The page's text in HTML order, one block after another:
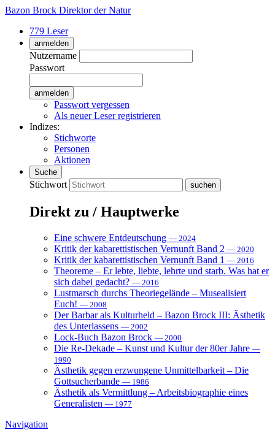
Bazon Brock Direktor der Natur
779 Leser
anmelden
Nutzername
Passwort
Passwort vergessen
Als neuer Leser registrieren
Indizes:
Stichworte
Personen
Aktionen
Suche
Stichwort
Direkt zu / Hauptwerke
Eine schwere Entdeutschung — 2024
Kritik der kabarettistischen Vernunft Band 2 — 2020
Kritik der kabarettistischen Vernunft Band 1 — 2016
Theoreme – Er lebte, liebte, lehrte und starb. Was hat er
sich dabei gedacht? — 2016
Lustmarsch durchs Theoriegelände – Musealisiert
Euch! — 2008
Der Barbar als Kulturheld – Bazon Brock III: Ästhetik
des Unterlassens — 2002
Lock-Buch Bazon Brock — 2000
Die Re-Dekade – Kunst und Kultur der 80er Jahre —
1990
Ästhetik gegen erzwungene Unmittelbarkeit – Die
Gottsucherbande — 1986
Ästhetik als Vermittlung – Arbeitsbiographie eines
Generalisten — 1977
Navigation